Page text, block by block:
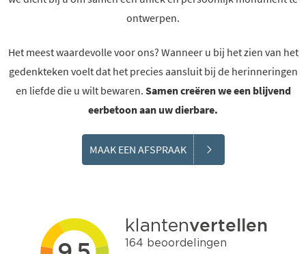
ontwerpen.
Het meest waardevolle voor ons? Wanneer u bij het zien van het
gedenkteken voelt dat het precies aansluit bij de herinneringen
en liefde die u wilt bewaren. Samen creëren we een blijvend
eerbetoon aan uw dierbare.
MAAK EEN AFSPRAAK